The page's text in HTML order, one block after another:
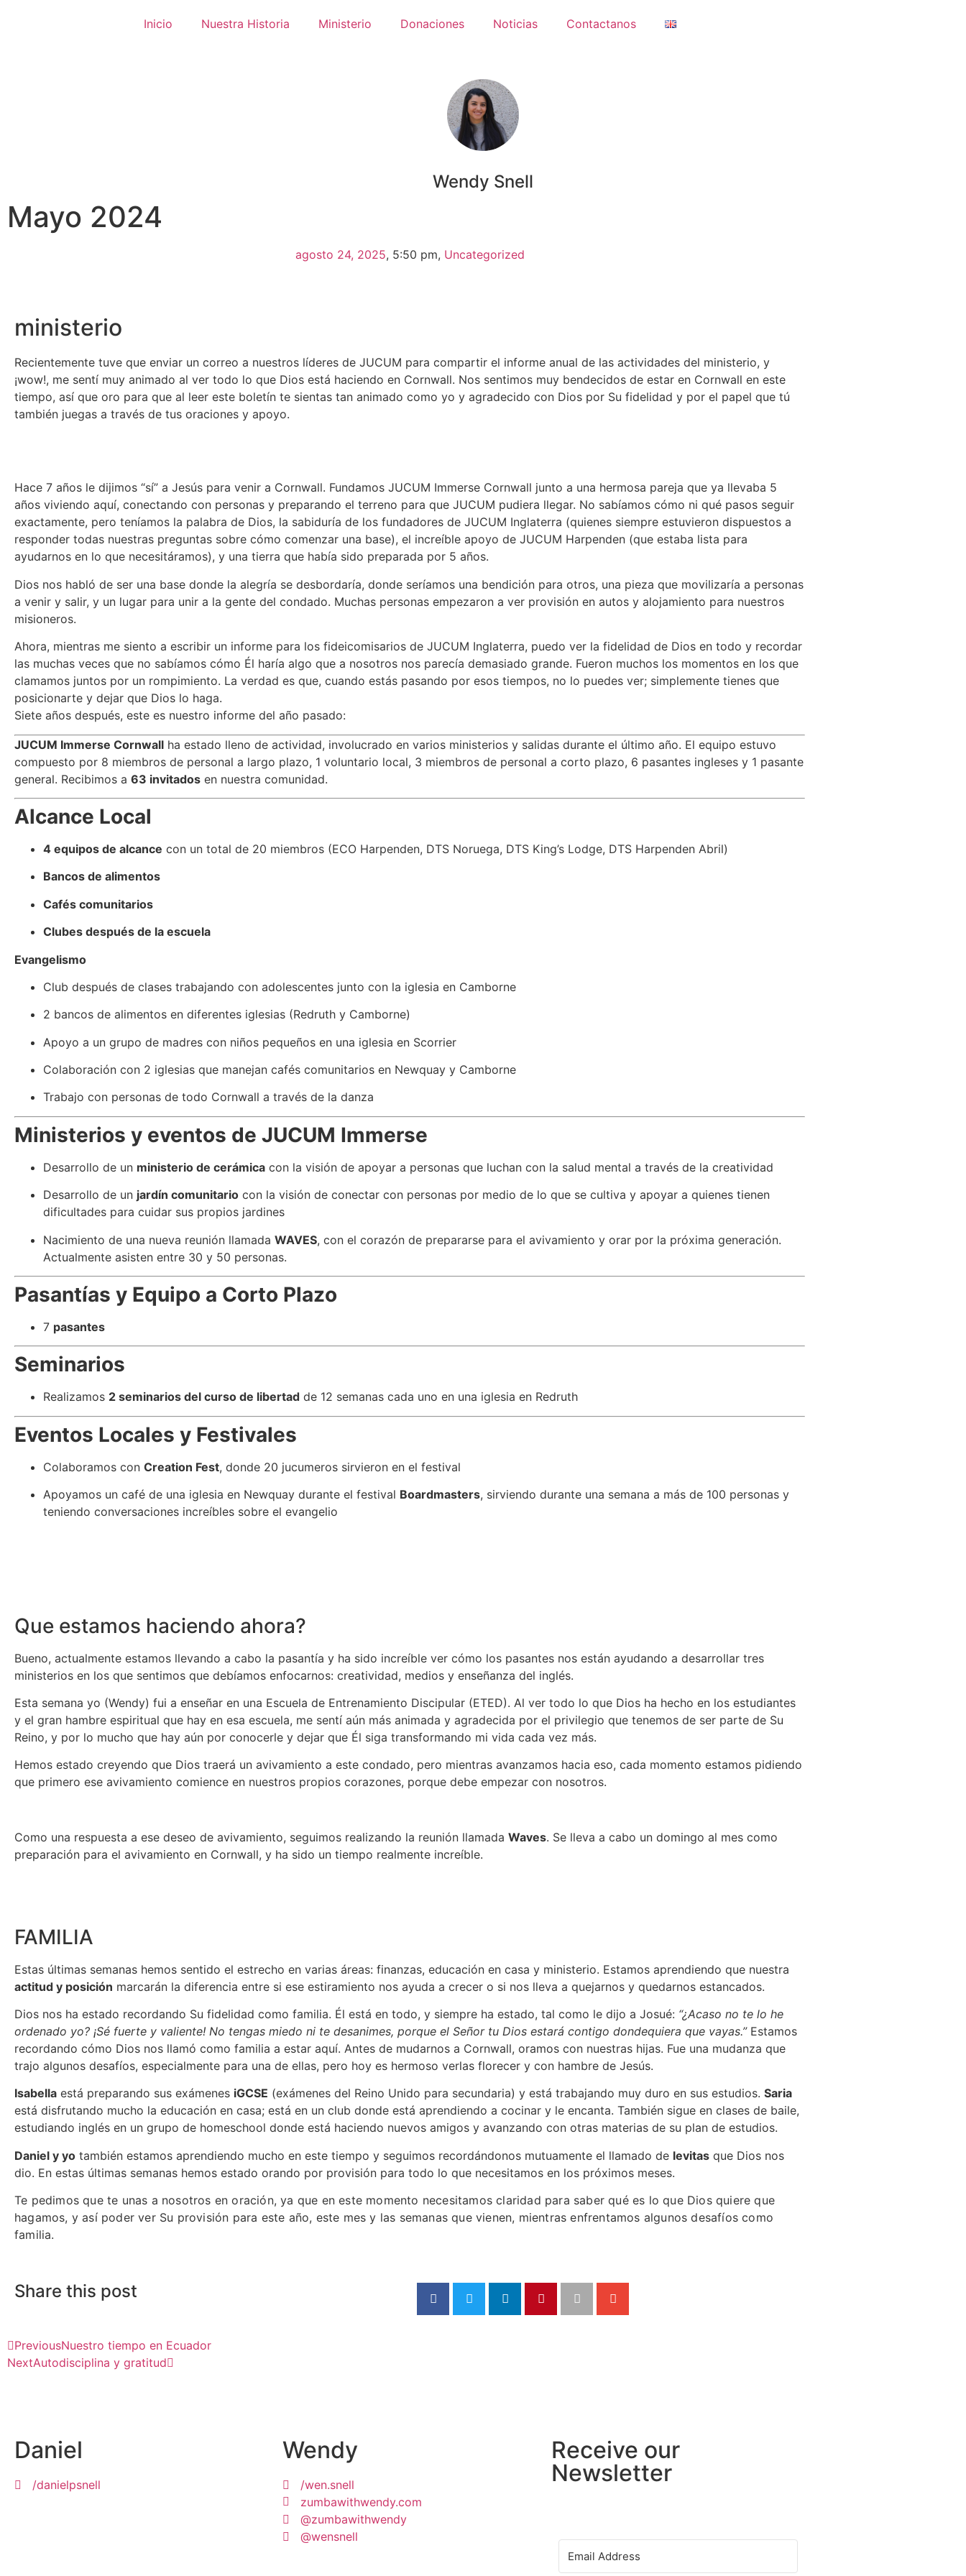
Inicio Nuestra Historia Ministerio Donaciones Noticias Contactanos
Wendy Snell
Mayo 2024
agosto 24, 2025, 5:50 pm, Uncategorized
ministerio
Recientemente tuve que enviar un correo a nuestros líderes de JUCUM para compartir el informe anual de las actividades del ministerio, y
¡wow!, me sentí muy animado al ver todo lo que Dios está haciendo en Cornwall. Nos sentimos muy bendecidos de estar en Cornwall en este
tiempo, así que oro para que al leer este boletín te sientas tan animado como yo y agradecido con Dios por Su fidelidad y por el papel que tú
también juegas a través de tus oraciones y apoyo.
Hace 7 años le dijimos “sí” a Jesús para venir a Cornwall. Fundamos JUCUM Immerse Cornwall junto a una hermosa pareja que ya llevaba 5
años viviendo aquí, conectando con personas y preparando el terreno para que JUCUM pudiera llegar. No sabíamos cómo ni qué pasos seguir
exactamente, pero teníamos la palabra de Dios, la sabiduría de los fundadores de JUCUM Inglaterra (quienes siempre estuvieron dispuestos a
responder todas nuestras preguntas sobre cómo comenzar una base), el increíble apoyo de JUCUM Harpenden (que estaba lista para
ayudarnos en lo que necesitáramos), y una tierra que había sido preparada por 5 años.
Dios nos habló de ser una base donde la alegría se desbordaría, donde seríamos una bendición para otros, una pieza que movilizaría a personas
a venir y salir, y un lugar para unir a la gente del condado. Muchas personas empezaron a ver provisión en autos y alojamiento para nuestros
misioneros.
Ahora, mientras me siento a escribir un informe para los fideicomisarios de JUCUM Inglaterra, puedo ver la fidelidad de Dios en todo y recordar
las muchas veces que no sabíamos cómo Él haría algo que a nosotros nos parecía demasiado grande. Fueron muchos los momentos en los que
clamamos juntos por un rompimiento. La verdad es que, cuando estás pasando por esos tiempos, no lo puedes ver; simplemente tienes que
posicionarte y dejar que Dios lo haga.
Siete años después, este es nuestro informe del año pasado:
JUCUM Immerse Cornwall ha estado lleno de actividad, involucrado en varios ministerios y salidas durante el último año. El equipo estuvo
compuesto por 8 miembros de personal a largo plazo, 1 voluntario local, 3 miembros de personal a corto plazo, 6 pasantes ingleses y 1 pasante
general. Recibimos a 63 invitados en nuestra comunidad.
Alcance Local
4 equipos de alcance con un total de 20 miembros (ECO Harpenden, DTS Noruega, DTS King’s Lodge, DTS Harpenden Abril)
Bancos de alimentos
Cafés comunitarios
Clubes después de la escuela
Evangelismo
Club después de clases trabajando con adolescentes junto con la iglesia en Camborne
2 bancos de alimentos en diferentes iglesias (Redruth y Camborne)
Apoyo a un grupo de madres con niños pequeños en una iglesia en Scorrier
Colaboración con 2 iglesias que manejan cafés comunitarios en Newquay y Camborne
Trabajo con personas de todo Cornwall a través de la danza
Ministerios y eventos de JUCUM Immerse
Desarrollo de un ministerio de cerámica con la visión de apoyar a personas que luchan con la salud mental a través de la creatividad
Desarrollo de un jardín comunitario con la visión de conectar con personas por medio de lo que se cultiva y apoyar a quienes tienen
dificultades para cuidar sus propios jardines
Nacimiento de una nueva reunión llamada WAVES, con el corazón de prepararse para el avivamiento y orar por la próxima generación.
Actualmente asisten entre 30 y 50 personas.
Pasantías y Equipo a Corto Plazo
7 pasantes
Seminarios
Realizamos 2 seminarios del curso de libertad de 12 semanas cada uno en una iglesia en Redruth
Eventos Locales y Festivales
Colaboramos con Creation Fest, donde 20 jucumeros sirvieron en el festival
Apoyamos un café de una iglesia en Newquay durante el festival Boardmasters, sirviendo durante una semana a más de 100 personas y
teniendo conversaciones increíbles sobre el evangelio
Que estamos haciendo ahora?
Bueno, actualmente estamos llevando a cabo la pasantía y ha sido increíble ver cómo los pasantes nos están ayudando a desarrollar tres
ministerios en los que sentimos que debíamos enfocarnos: creatividad, medios y enseñanza del inglés.
Esta semana yo (Wendy) fui a enseñar en una Escuela de Entrenamiento Discipular (ETED). Al ver todo lo que Dios ha hecho en los estudiantes
y el gran hambre espiritual que hay en esa escuela, me sentí aún más animada y agradecida por el privilegio que tenemos de ser parte de Su
Reino, y por lo mucho que hay aún por conocerle y dejar que Él siga transformando mi vida cada vez más.
Hemos estado creyendo que Dios traerá un avivamiento a este condado, pero mientras avanzamos hacia eso, cada momento estamos pidiendo
que primero ese avivamiento comience en nuestros propios corazones, porque debe empezar con nosotros.
Como una respuesta a ese deseo de avivamiento, seguimos realizando la reunión llamada Waves. Se lleva a cabo un domingo al mes como
preparación para el avivamiento en Cornwall, y ha sido un tiempo realmente increíble.
FAMILIA
Estas últimas semanas hemos sentido el estrecho en varias áreas: finanzas, educación en casa y ministerio. Estamos aprendiendo que nuestra
actitud y posición marcarán la diferencia entre si ese estiramiento nos ayuda a crecer o si nos lleva a quejarnos y quedarnos estancados.
Dios nos ha estado recordando Su fidelidad como familia. Él está en todo, y siempre ha estado, tal como le dijo a Josué: “¿Acaso no te lo he
ordenado yo? ¡Sé fuerte y valiente! No tengas miedo ni te desanimes, porque el Señor tu Dios estará contigo dondequiera que vayas.”Estamos
recordando cómo Dios nos llamó como familia a estar aquí. Antes de mudarnos a Cornwall, oramos con nuestras hijas. Fue una mudanza que
trajo algunos desafíos, especialmente para una de ellas, pero hoy es hermoso verlas florecer y con hambre de Jesús.
Isabella está preparando sus exámenes iGCSE (exámenes del Reino Unido para secundaria) y está trabajando muy duro en sus estudios. Saria
está disfrutando mucho la educación en casa; está en un club donde está aprendiendo a cocinar y le encanta. También sigue en clases de baile,
estudiando inglés en un grupo de homeschool donde está haciendo nuevos amigos y avanzando con otras materias de su plan de estudios.
Daniel y yo también estamos aprendiendo mucho en este tiempo y seguimos recordándonos mutuamente el llamado de levitas que Dios nos
dio. En estas últimas semanas hemos estado orando por provisión para todo lo que necesitamos en los próximos meses.
Te pedimos que te unas a nosotros en oración, ya que en este momento necesitamos claridad para saber qué es lo que Dios quiere que
hagamos, y así poder ver Su provisión para este año, este mes y las semanas que vienen, mientras enfrentamos algunos desafíos como
familia.
Share this post
PreviousNuestro tiempo en Ecuador
NextAutodisciplina y gratitud
Daniel
/danielpsnell
Wendy
/wen.snell
zumbawithwendy.com
@zumbawithwendy
@wensnell
Receive our
Newsletter